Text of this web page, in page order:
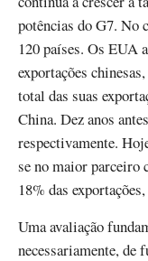
potências do G7. No
120 países. Os EUA
exportações
total das suas
China. Dez anos
respectivamente.
se no maior parceiro
18% das
Uma avaliação
necessariamente, de